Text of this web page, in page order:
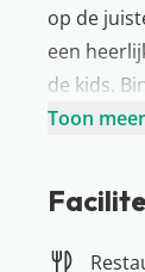
op de
een
de kids.
breng een
Toon meer